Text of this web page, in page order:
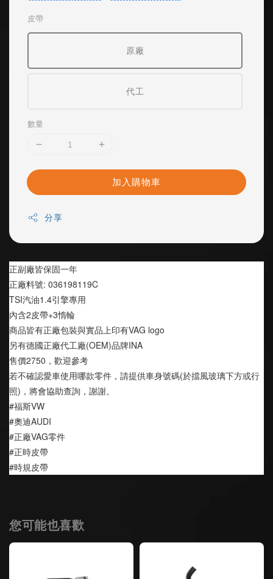
皮帶
原廠
代工
數量
加入購物車
分享
正副廠皆保固一年
正廠料號: 036198119C
TSI汽油1.4引擎專用
內含2皮帶+3惰輪
商品皆有正廠包裝與實品上印有VAG logo
另有德國正廠代工廠(OEM)品牌INA
售價2750，歡迎參考
若不確認愛車使用哪款零件，請提供車身號碼(於擋風玻璃下方或行
照)，將會協助查詢，謝謝。
#福斯VW
#奧迪AUDI
#正廠VAG零件
#正時皮帶
#時規皮帶
您可能也喜歡